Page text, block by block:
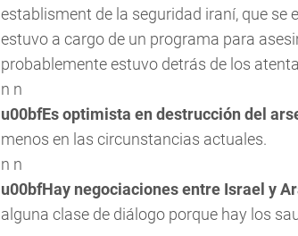
establisment de la seguridad iraní, que se
estuvo a cargo de un programa para
probablemente estuvo detrás de los
n n
u00bfEs optimista en destrucción del
menos en las circunstancias actuales.
n n
u00bfHay negociaciones entre Israel y
alguna clase de diálogo porque hay los